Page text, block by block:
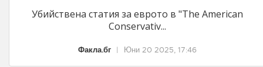
Убийствена статия за еврото в "The American
Conservativ...
Факла.бг Юни 20 2025, 17:46